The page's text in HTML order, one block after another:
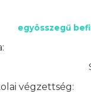
egyösszegű
végzettség: